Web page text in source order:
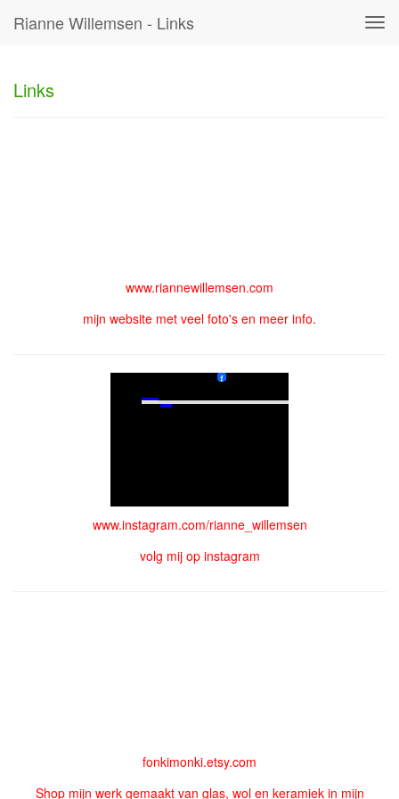
Rianne Willemsen - Links
Links
www.riannewillemsen.com
mijn website met veel foto's en meer info.
www.instagram.com/rianne_willemsen
volg mij op instagram
fonkimonki.etsy.com
Shop mijn werk gemaakt van glas, wol en keramiek in mijn